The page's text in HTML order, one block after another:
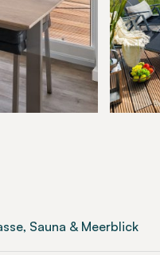
Sauna & Meerblick